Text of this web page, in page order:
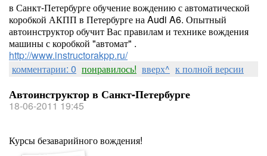
в Санкт-Петербурге обучение вождению с автоматической
коробкой АКПП в Петербурге на Audi A6. Опытный
автоинструктор обучит Вас правилам и технике вождения
машины с коробкой "автомат" .
http://www.instructorakpp.ru/
комментарии: 0 понравилось! вверх^ к полной версии
Автоинструктор в Санкт-Петербурге
18-06-2011 19:45
Курсы безаварийного вождения!